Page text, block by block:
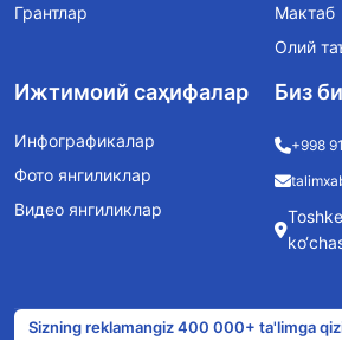
Грантлар
Мактаб
Олий
Ижтимоий саҳифалар
Инфографикалар
Фото янгиликлар
Видео янгиликлар
Биз
+998
Sizning reklamangiz 400 000+ ta'limga